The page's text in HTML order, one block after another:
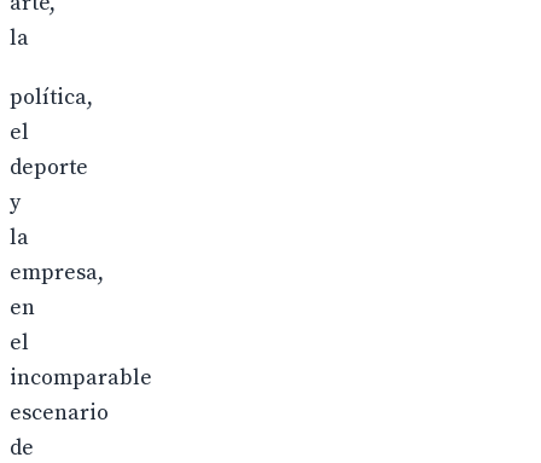
la
política,
el
deporte
y
la
empresa,
en
el
incomparable
escenario
de